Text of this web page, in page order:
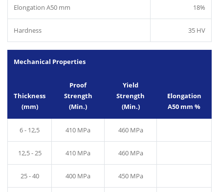
Elongation A50 mm 18%
Hardness 35 HV
Mechanical Properties
Thickness
(mm)
Proof
Strength
(Min.)
Yield
Strength
(Min.)
Elongation
A50 mm %
6 - 12,5 410 MPa 460 MPa
12,5 - 25 410 MPa 460 MPa
25 - 40 400 MPa 450 MPa